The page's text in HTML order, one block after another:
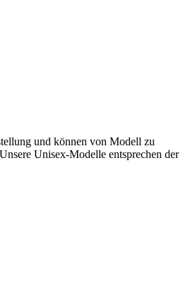
und können von Modell zu
Unisex-Modelle entsprechen der